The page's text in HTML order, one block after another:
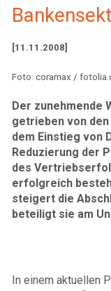
[11.11.2008]
Foto: coramax /
Der zunehmende
getrieben von
dem Einstieg von
Reduzierung der
des
erfolgreich
steigert die
beteiligt sie am
In einem aktuellen